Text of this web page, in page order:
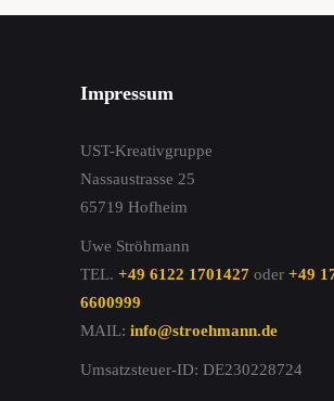
Impressum
UST-Kreativgruppe
Nassaustrasse 25
65719 Hofheim
Uwe Ströhmann
TEL. +49 6122 1701427 oder +49
6600999
MAIL: info@stroehmann.de
Umsatzsteuer-ID: DE230228724